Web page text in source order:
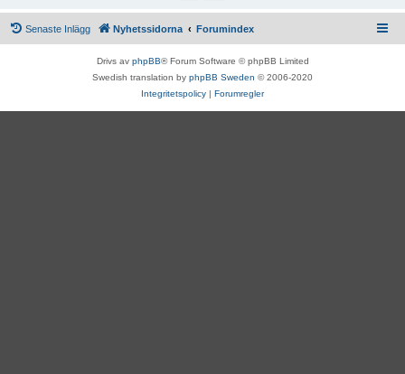
Senaste Inlägg Nyhetssidorna Forumindex
Drivs av phpBB® Forum Software © phpBB Limited
Swedish translation by phpBB Sweden © 2006-2020
Integritetspolicy | Forumregler